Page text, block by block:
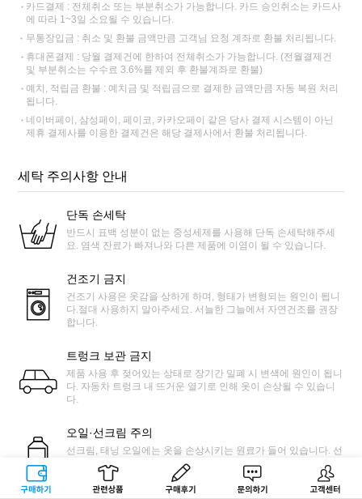
구매하기 관련상품 상품후기 문의하기 고객센터
카드결제 : 전체취소 또는 부분취소가 가능합니다. 카드 승인취소는 카드사
에 따라 1~3일 소요될 수 있습니다.
무통장입금 : 취소 및 환불 금액만큼 고객님 요청 계좌로 환불 처리됩니다.
휴대폰결제 : 당월 결제건에 한하여 전체취소가 가능합니다. (전월결제건
및 부분취소는 수수료 3.6%를 제외 후 환불계좌로 환불)
예치, 적립금 환불 : 예치금 및 적립금으로 결제한 금액만큼 자동 복원 처리
됩니다.
네이버페이, 삼성페이, 페이코, 카카오페이 같은 당사 결제 시스템이 아닌
제휴 결제사를 이용한 결제건은 해당 결제사에서 환불 처리됩니다.
세탁 주의사항 안내
단독 손세탁
반드시 표백 성분이 없는 중성세제를 사용해 단독 손세탁해주세
요. 염색 잔료가 빠져나와 다른 제품에 이염이 될 수 있습니다.
건조기 금지
건조기 사용은 옷감을 상하게 하며, 형태가 변형되는 원인이 됩니
다.절대 사용하지 말아주세요. 서늘한 그늘에서 자연건조를 권장
합니다.
트렁크 보관 금지
제품 사용 후 젖어있는 상태로 장기간 밀폐 시 변색에 원인이 됩니
다. 자동차 트렁크 내 뜨거운 열기로 인해 옷이 손상될 수 있습니
다.
오일·선크림 주의
선크림, 태닝 오일에는 옷을 손상시키는 원료가 들어 있습니다. 선
크림, 오일이 묻은 경우 유분이 남지 않을 때까지 세탁해주세요.